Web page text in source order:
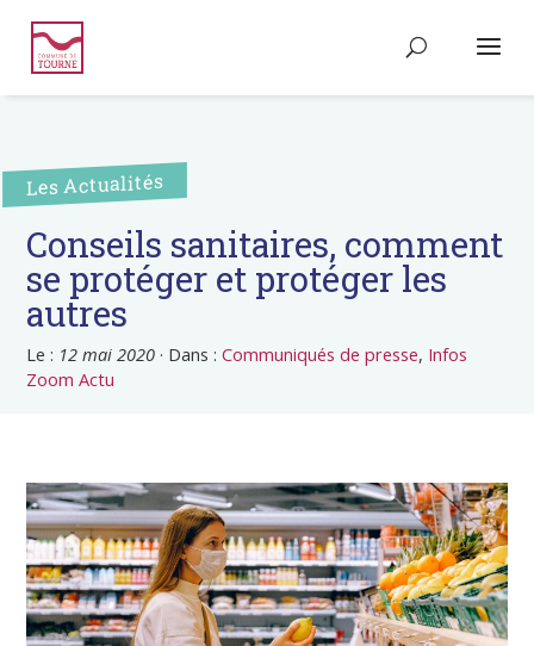
Les Actualités
Conseils sanitaires, comment
se protéger et protéger les
autres
Le : 12 mai 2020 · Dans :Communiqués de presse, Infos
Zoom Actu